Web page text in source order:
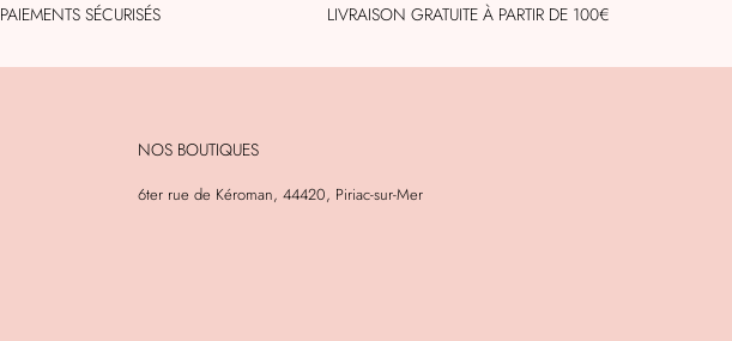
PAIEMENTS SÉCURISÉS LIVRAISON GRATUITE À PARTIR DE 100€
NOS BOUTIQUES
6ter rue de Kéroman, 44420, Piriac-sur-Mer